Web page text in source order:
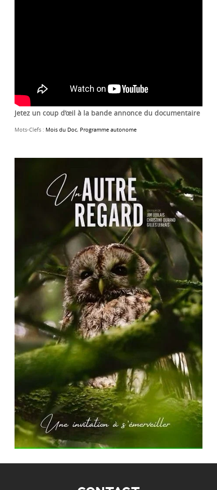
Jetez un coup d’œil à la bande annonce du documentaire
Mots-Clefs : Mois du Doc, Programme autonome